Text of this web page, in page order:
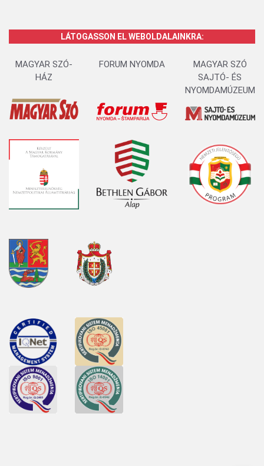
LÁTOGASSON EL WEBOLDALAINKRA:
MAGYAR SZÓ-
HÁZ
FORUM NYOMDA
MAGYAR SZÓ
SAJTÓ- ÉS
NYOMDAMÚZEUM